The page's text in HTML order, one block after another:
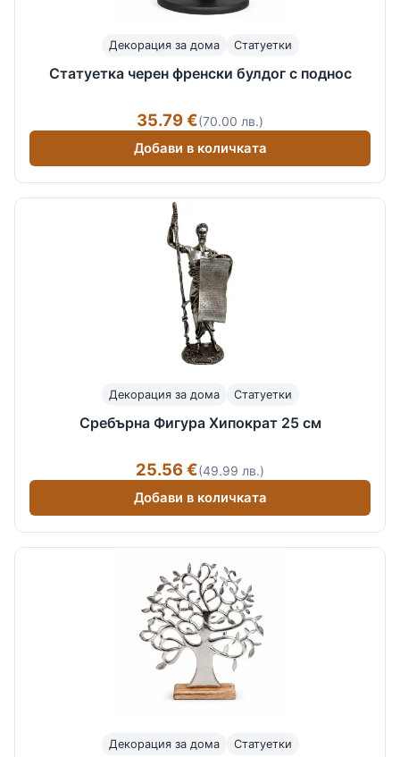
Декорация за дома Статуетки
Статуетка черен френски булдог с поднос
35.79 €(70.00 лв.)
Добави в количката
Декорация за дома Статуетки
Сребърна Фигура Хипократ 25 см
25.56 €(49.99 лв.)
Добави в количката
Декорация за дома Статуетки